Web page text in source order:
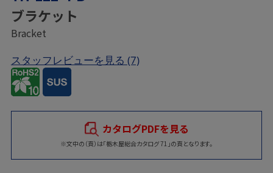
ブラケット
Bracket
スタッフレビューを見る (7)
カタログPDFを見る
※文中の（頁）は「栃木屋総合カタログ 71」の頁となります。